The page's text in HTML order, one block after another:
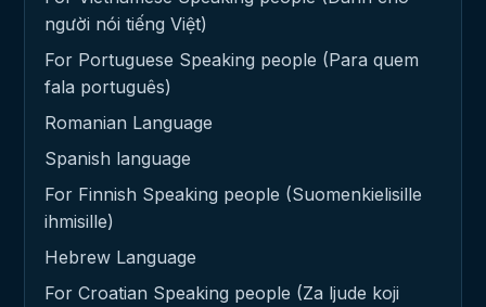
người nói tiếng Việt)
For Portuguese Speaking people (Para quem
fala português)
Romanian Language
Spanish language
For Finnish Speaking people (Suomenkielisille
ihmisille)
Hebrew Language
For Croatian Speaking people (Za ljude koji